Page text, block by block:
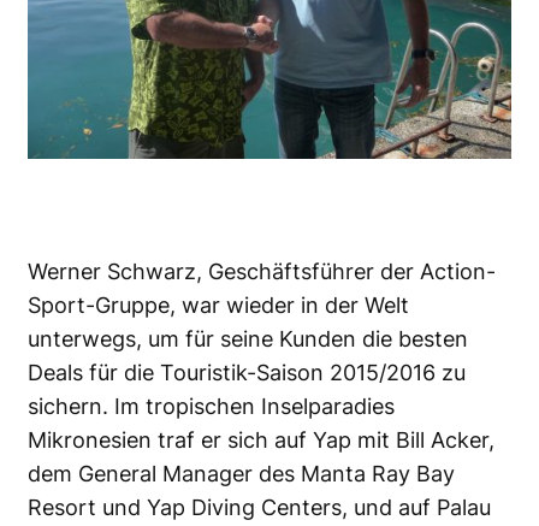
Werner Schwarz, Geschäftsführer der Action-
Sport-Gruppe, war wieder in der Welt
unterwegs, um für seine Kunden die besten
Deals für die Touristik-Saison 2015/2016 zu
sichern. Im tropischen Inselparadies
Mikronesien traf er sich auf Yap mit Bill Acker,
dem General Manager des Manta Ray Bay
Resort und Yap Diving Centers, und auf Palau